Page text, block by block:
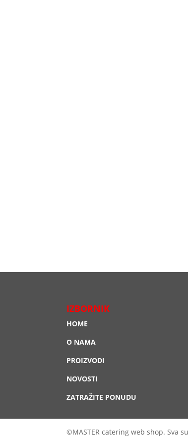
IZBORNIK
HOME
O NAMA
PROIZVODI
NOVOSTI
ZATRAŽITE PONUDU
©MASTER catering web shop. Sva